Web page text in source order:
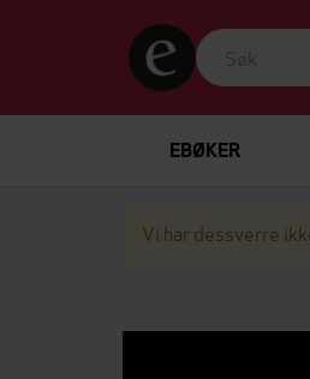
EBØKER
Vi har dessverre